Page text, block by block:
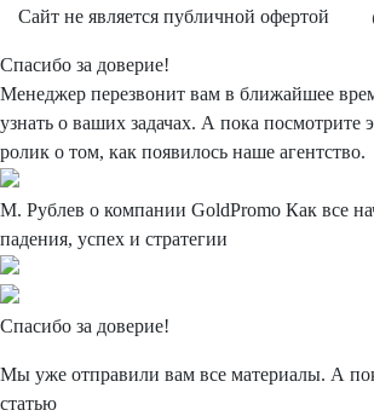
Cайт не является публичной офертой
Спасибо за доверие!
Менеджер перезвонит вам в ближайшее
узнать о ваших задачах. А пока посмотрите
ролик о том, как появилось наше агентство.
М. Рублев о компании GoldPromo Как все
падения, успех и стратегии
Спасибо за доверие!
Мы уже отправили вам все материалы. А
статью